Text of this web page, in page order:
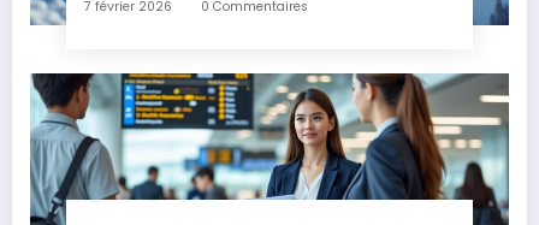
7 février 2026 0 Commentaires